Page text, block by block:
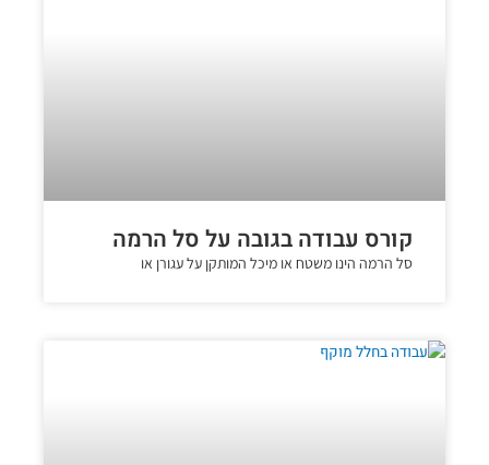
קורס עבודה בגובה על סל הרמה
סל הרמה הינו משטח או מיכל המותקן על עגורן או